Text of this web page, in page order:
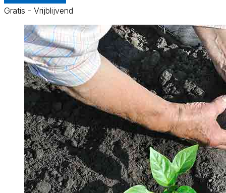
Gratis - Vrijblijvend